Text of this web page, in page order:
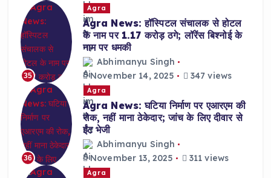
35
Agra
Agra News: हॉस्पिटल संचालक से होटल
के नाम पर 1.17 करोड़ ठगे; लॉरेंस बिश्नोई के
नाम पर धमकी
Abhimanyu Singh
November 14, 2025
347 views
36
Agra
Agra News: घटिया निर्माण पर एआरएम की
रोक, नहीं माना ठेकेदार; जांच के लिए दीवार से
ईंट भेजी
Abhimanyu Singh
November 13, 2025
311 views
Agra